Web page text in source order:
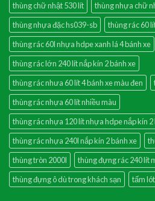
thùng chữ nhật 530 lít
thùng nhựa chữ
thùng nhựa đặc hs039-sb
thùng rác 60
thùng rác 60l nhựa hdpe xanh lá 4 bánh xe
thùng rác lớn 240 lít nắp kín 2 bánh xe
thùng rác nhưa 60 lít 4 bánh xe màu đen
thùng rác nhựa 60 lít nhiều màu
thùng rác nhựa 120 lít nhựa hdpe nắp kín 2
thùng rác nhựa 240l nắp kín 2 bánh xe
thùng tròn 2000l
thùng đựng rác 240 lít
thùng đựng ô dù trong khách sạn
tấm